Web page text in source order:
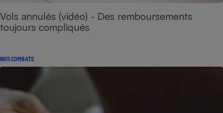
Vols annulés (vidéo) - Des remboursements
toujours compliqués
NOS COMBATS